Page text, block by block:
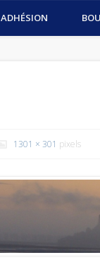
ADHÉSION
1301 × 301 pixels